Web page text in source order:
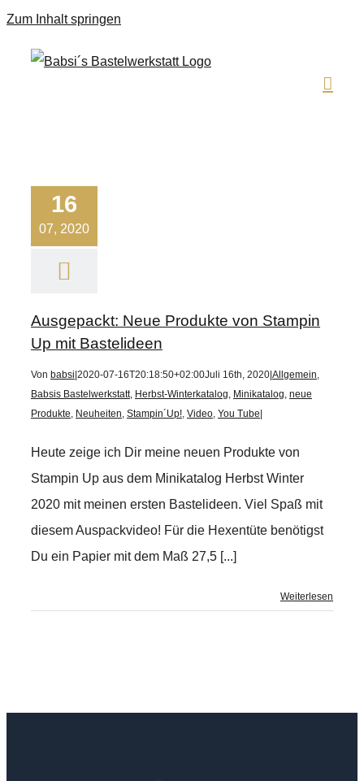
Zum Inhalt springen
16
07, 2020
Ausgepackt: Neue Produkte von Stampin
Up mit Bastelideen
Von babsi 2020-07-16T20:18:50+02:00Juli 16th, 2020 Allgemein,
Babsis Bastelwerkstatt, Herbst-Winterkatalog, Minikatalog, neue
Produkte, Neuheiten, Stampin´Up!, Video, You Tube
Heute zeige ich Dir meine neuen Produkte von
Stampin Up aus dem Minikatalog Herbst Winter
2020 mit meinen ersten Bastelideen. Viel Spaß mit
diesem Auspackvideo! Für die Hexentüte benötigst
Du ein Papier mit dem Maß 27,5 [...]
Weiterlesen